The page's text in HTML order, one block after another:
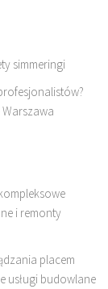
simmeringi
i remonty
placem
usługi budowlane